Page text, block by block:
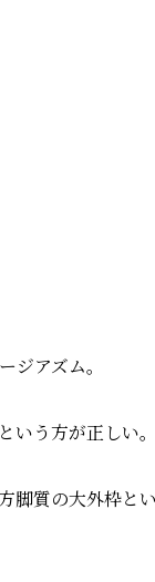
ジアズム。
う方が正しい。
脚質の大外枠と